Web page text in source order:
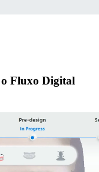
Fluxo Digital